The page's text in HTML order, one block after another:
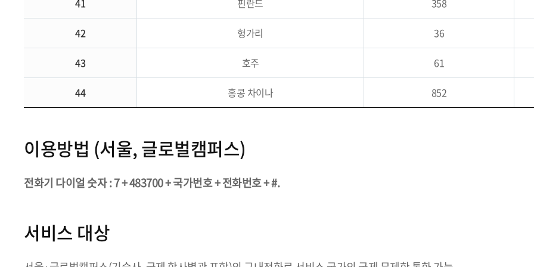
41 핀란드 358
42 헝가리 36
43 호주 61
44 홍콩 차이나 852
이용방법 (서울, 글로벌캠퍼스)
전화기 다이얼 숫자 : 7 + 483700 + 국가번호 + 전화번호 + #.
서비스 대상